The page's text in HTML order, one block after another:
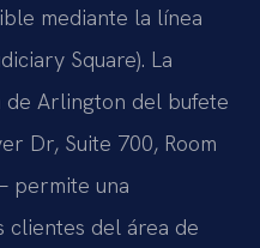
mediante la línea
Square). La
de Arlington del bufete
Dr, Suite 700, Room
permite una
clientes del área de